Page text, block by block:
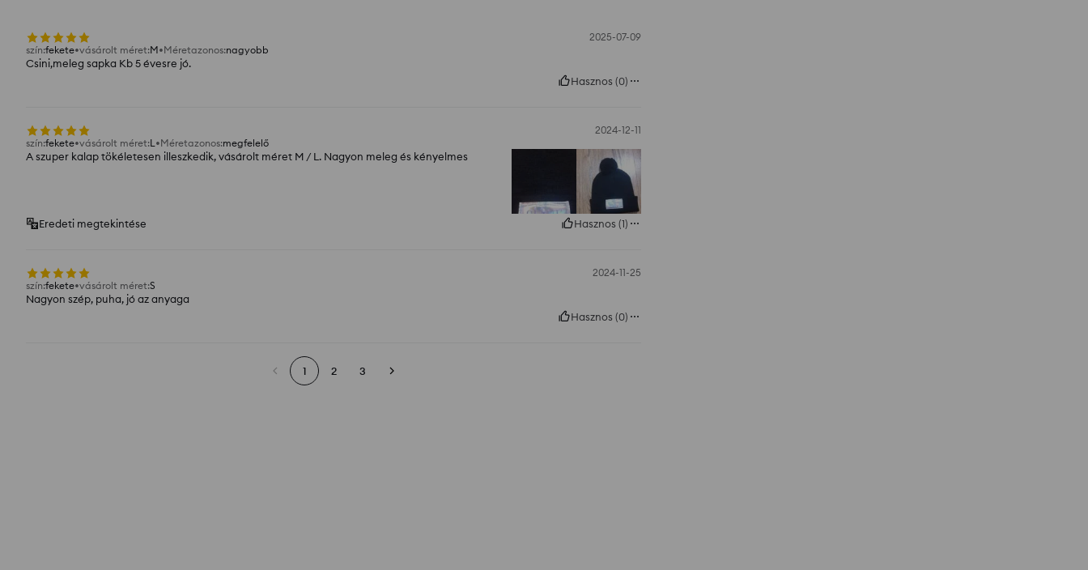
2025-07-09
szín:fekete vásárolt méret:M Méretazonos:nagyobb
Csini,meleg sapka Kb 5 évesre jó.
Hasznos (0)
2024-12-11
szín:fekete vásárolt méret:L Méretazonos:megfelelő
A szuper kalap tökéletesen illeszkedik, vásárolt méret M / L. Nagyon meleg és kényelmes
Eredeti megtekintése Hasznos (1)
2024-11-25
szín:fekete vásárolt méret:S
Nagyon szép, puha, jó az anyaga
Hasznos (0)
1 2 3